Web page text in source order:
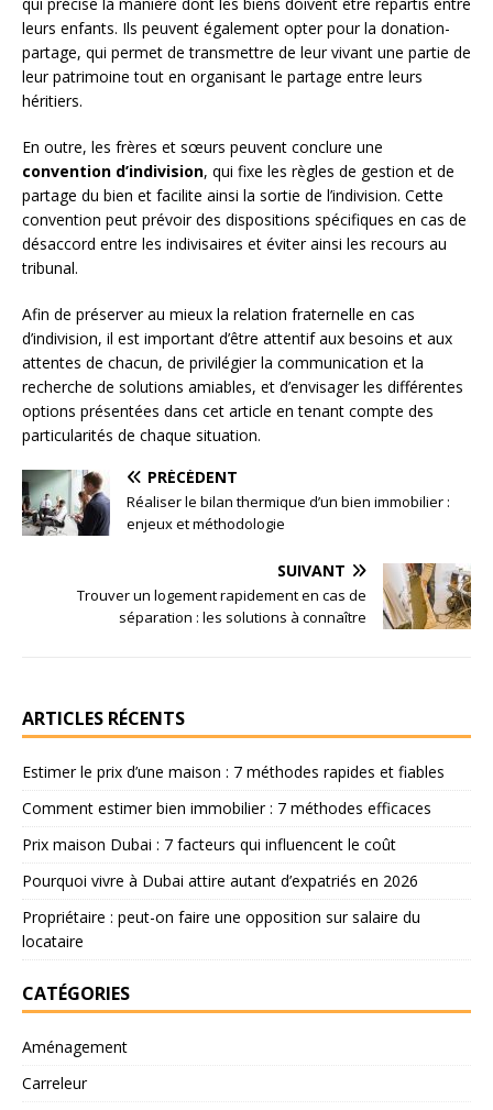
leurs enfants. Ils peuvent également opter pour la donation-
partage, qui permet de transmettre de leur vivant une partie de
leur patrimoine tout en organisant le partage entre leurs
héritiers.
En outre, les frères et sœurs peuvent conclure une
convention d’indivision, qui fixe les règles de gestion et de
partage du bien et facilite ainsi la sortie de l’indivision. Cette
convention peut prévoir des dispositions spécifiques en cas de
désaccord entre les indivisaires et éviter ainsi les recours au
tribunal.
Afin de préserver au mieux la relation fraternelle en cas
d’indivision, il est important d’être attentif aux besoins et aux
attentes de chacun, de privilégier la communication et la
recherche de solutions amiables, et d’envisager les différentes
options présentées dans cet article en tenant compte des
particularités de chaque situation.
PRÉCÉDENT
Réaliser le bilan thermique d’un bien immobilier :
enjeux et méthodologie
SUIVANT
Trouver un logement rapidement en cas de
séparation : les solutions à connaître
ARTICLES RÉCENTS
Estimer le prix d’une maison : 7 méthodes rapides et fiables
Comment estimer bien immobilier : 7 méthodes efficaces
Prix maison Dubai : 7 facteurs qui influencent le coût
Pourquoi vivre à Dubai attire autant d’expatriés en 2026
Propriétaire : peut-on faire une opposition sur salaire du
locataire
CATÉGORIES
Aménagement
Carreleur